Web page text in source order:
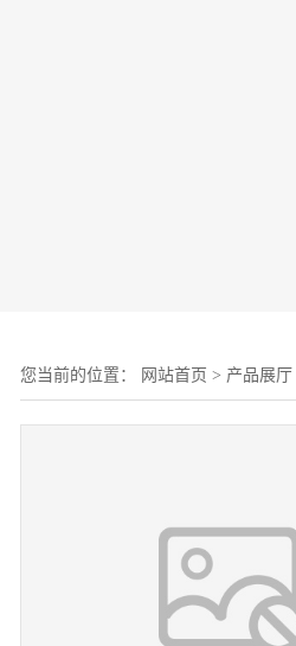
您当前的位置： 网站首页 > 产品展厅